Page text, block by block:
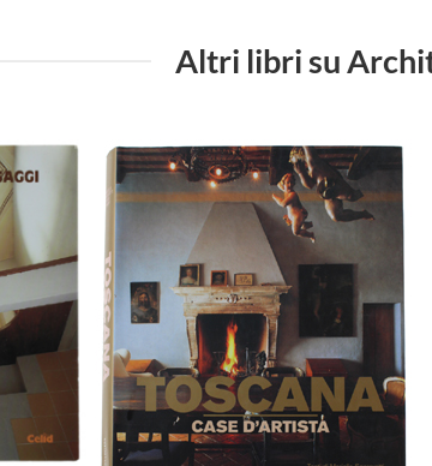
Altri libri su